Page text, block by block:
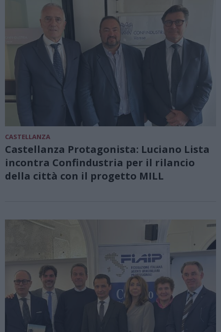
CASTELLANZA
Castellanza Protagonista: Luciano Lista
incontra Confindustria per il rilancio
della città con il progetto MILL